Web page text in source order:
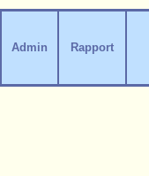
Admin Rapport